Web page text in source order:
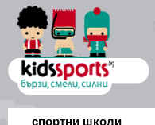
спортни школи